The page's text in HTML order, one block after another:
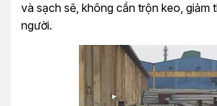
và sạch sẽ, không cần trộn keo, giảm
người.